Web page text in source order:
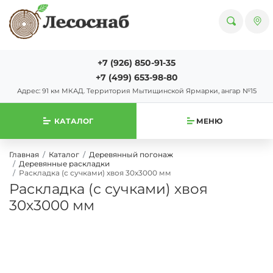
+7 (926) 850-91-35
+7 (499) 653-98-80
Адрес: 91 км МКАД. Территория Мытищинской Ярмарки, ангар №15
КАТАЛОГ МЕНЮ
Главная Каталог
Деревянный погонаж
Деревянные раскладки
Раскладка (с сучками) хвоя 30х3000 мм
Раскладка (с сучками) хвоя
30х3000 мм